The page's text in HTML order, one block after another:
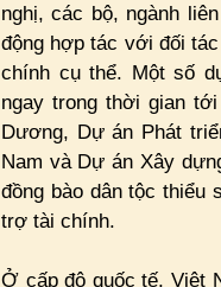
nghị, các bộ, ngành
động hợp tác với đối
chính cụ thể. Một số
ngay trong thời gian
Dương, Dự án Phát
Nam và Dự án Xây
đồng bào dân tộc thiểu
trợ tài chính.
Ở cấp độ quốc tế, Việt